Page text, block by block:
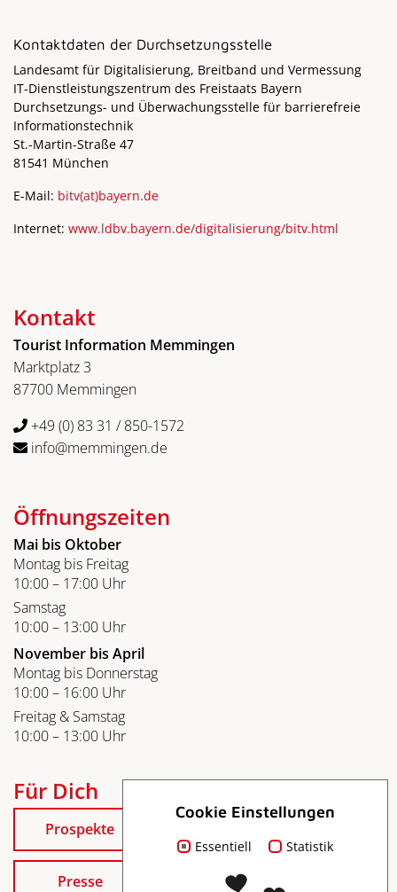
Kontaktdaten der Durchsetzungsstelle
Landesamt für Digitalisierung, Breitband und Vermessung
IT-Dienstleistungszentrum des Freistaats Bayern
Durchsetzungs- und Überwachungsstelle für barrierefreie
Informationstechnik
St.-Martin-Straße 47
81541 München
E-Mail: bitv(at)bayern.de
Internet: www.ldbv.bayern.de/digitalisierung/bitv.html
Kontakt
Tourist Information Memmingen
Marktplatz 3
87700 Memmingen
+49 (0) 83 31 / 850-1572
info@memmingen.de
Öffnungszeiten
Mai bis Oktober
Montag bis Freitag
10:00 – 17:00 Uhr
Samstag
10:00 – 13:00 Uhr
November bis April
Montag bis Donnerstag
10:00 – 16:00 Uhr
Freitag & Samstag
10:00 – 13:00 Uhr
Für Dich
Prospekte
Presse
Cookie Einstellungen
Essentiell Statistik